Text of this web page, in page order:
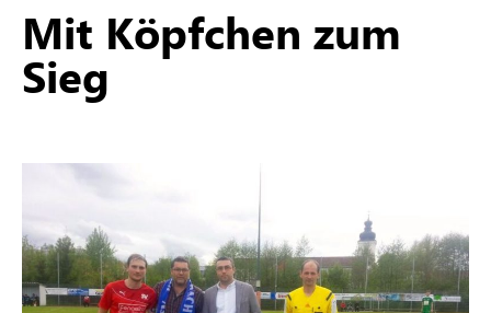
Mit Köpfchen zum
Sieg